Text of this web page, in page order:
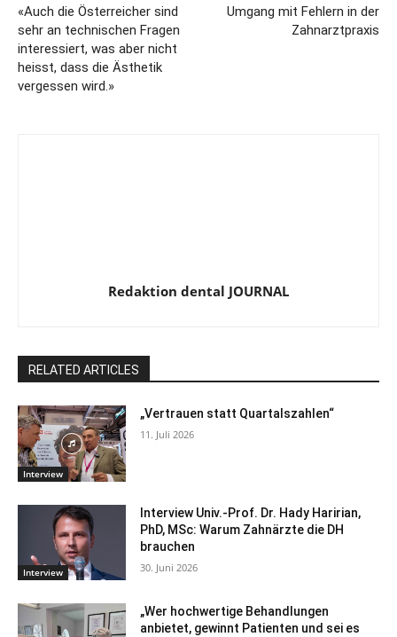
«Auch die Österreicher sind
sehr an technischen Fragen
interessiert, was aber nicht
heisst, dass die Ästhetik
vergessen wird.»
Umgang mit Fehlern in der
Zahnarztpraxis
Redaktion dental JOURNAL
RELATED ARTICLES
Interview
„Vertrauen statt Quartalszahlen“
11. Juli 2026
Interview
Interview Univ.-Prof. Dr. Hady Haririan,
PhD, MSc: Warum Zahnärzte die DH
brauchen
30. Juni 2026
„Wer hochwertige Behandlungen
anbietet, gewinnt Patienten und sei es